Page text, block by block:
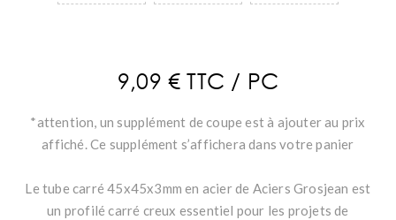
9,09 € TTC / PC
*attention, un supplément de coupe est à ajouter au prix
affiché. Ce supplément s’affichera dans votre panier
Le tube carré 45x45x3mm en acier de Aciers Grosjean est
un profilé carré creux essentiel pour les projets de